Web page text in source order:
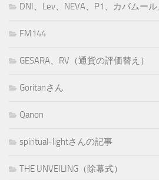
DNI、Lev、NEVA、P1、カバムール,
FM144
GESARA、RV（通貨の評価替え）
Goritanさん
Qanon
spiritual-lightさんの記事
THE UNVEILING（除幕式）